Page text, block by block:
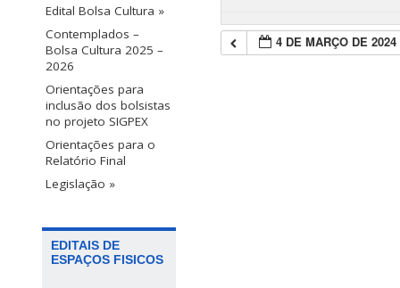
Edital Bolsa Cultura »
Contemplados –
Bolsa Cultura 2025 –
2026
Orientações para
inclusão dos bolsistas
no projeto SIGPEX
Orientações para o
Relatório Final
Legislação »
EDITAIS DE
ESPAÇOS FISICOS
4 DE MARÇO DE 2024